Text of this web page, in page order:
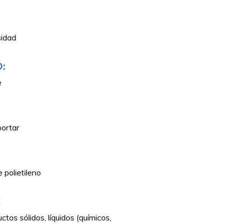
polietileno
sólidos, líquidos (químicos,